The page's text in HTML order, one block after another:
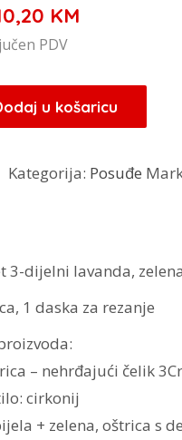
KM.
KMTrenutna
10,20 KM.
PDV
u košaricu
Kategorija: Posuđe
3-dijelni lavanda,
1 daska za rezanje
– nehrđajući čelik
cirkonij
+ zelena, oštrica s